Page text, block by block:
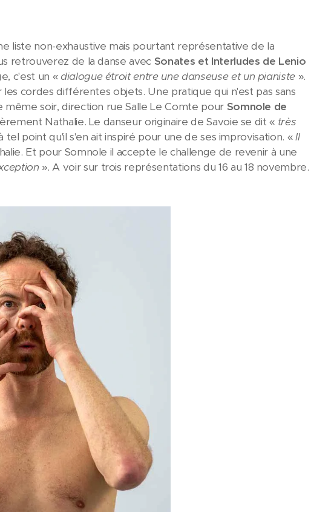
liste non-exhaustive mais pourtant représentative de la
retrouverez de la danse avec Sonates et Interludes de Lenio
c'est un « dialogue étroit entre une danseuse et un pianiste ».
les cordes différentes objets. Une pratique qui n'est pas sans
même soir, direction rue Salle Le Comte pour Somnole de
Nathalie. Le danseur originaire de Savoie se dit « très
tel point qu'il s'en ait inspiré pour une de ses improvisation. «Il
Et pour Somnole il accepte le challenge de revenir à une
». A voir sur trois représentations du 16 au 18 novembre.